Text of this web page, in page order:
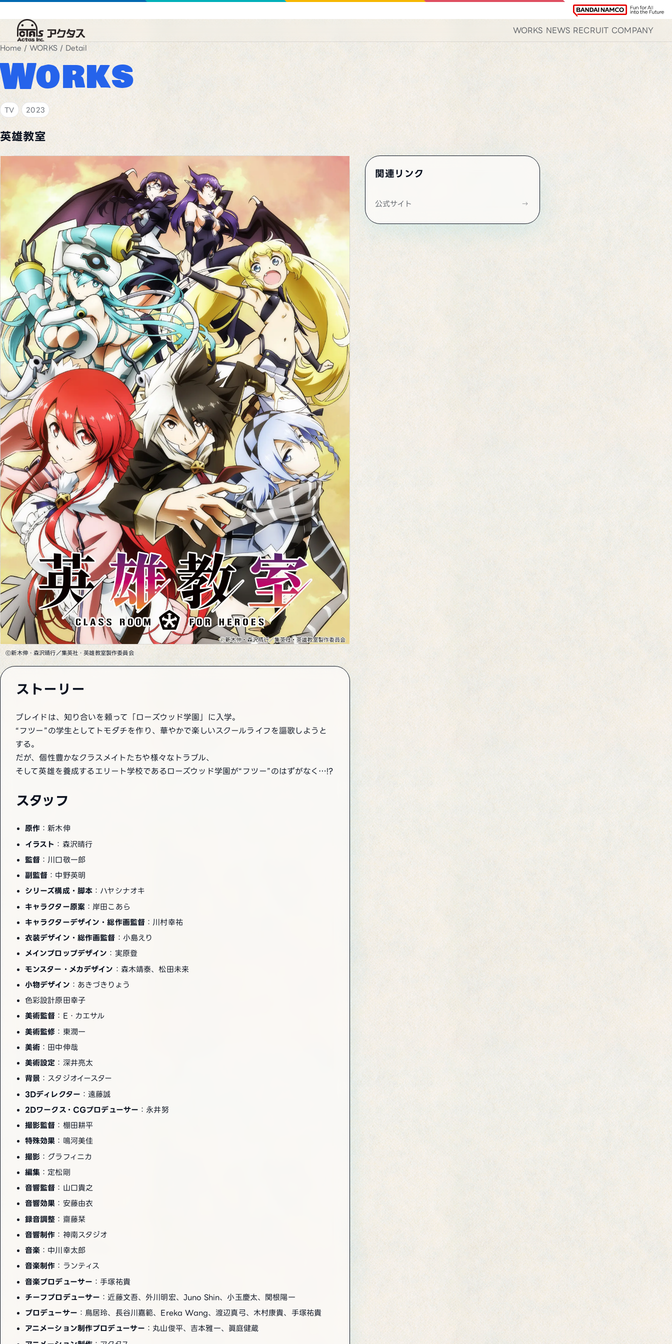
WORKS NEWS RECRUIT COMPANY
Home /WORKS/ Detail
Works
TV 2023
英雄教室
ⓒ新木伸・森沢晴行／集英社・英雄教室製作委員会
ストーリー
ブレイドは、知り合いを頼って「ローズウッド学園」に入学。
“フツー”の学生としてトモダチを作り、華やかで楽しいスクールライフを謳歌しようと
する。
だが、個性豊かなクラスメイトたちや様々なトラブル、
そして英雄を養成するエリート学校であるローズウッド学園が“フツー”のはずがなく…!?
スタッフ
原作 ：新木伸
イラスト ：森沢晴行
監督 ：川口敬一郎
副監督 ：中野英明
シリーズ構成・脚本 ：ハヤシナオキ
キャラクター原案 ：岸田こあら
キャラクターデザイン・総作画監督 ：川村幸祐
衣装デザイン・総作画監督 ：小島えり
メインプロップデザイン ：実原登
モンスター・メカデザイン ：森木靖泰、松田未来
小物デザイン ：あきづきりょう
色彩設計原田幸子
美術監督 ：E・カエサル
美術監修 ：東潤一
美術 ：田中伸哉
美術設定 ：深井亮太
背景 ：スタジオイースター
3Dディレクター ：遠藤誠
2Dワークス・CGプロデューサー ：永井努
撮影監督 ：棚田耕平
特殊効果 ：鳴河美佳
撮影 ：グラフィニカ
編集 ：定松剛
音響監督 ：山口貴之
音響効果 ：安藤由衣
録音調整 ：齋藤栞
音響制作 ：神南スタジオ
音楽 ：中川幸太郎
音楽制作 ：ランティス
音楽プロデューサー ：手塚祐貴
チーフプロデューサー ：近藤文吾、外川明宏、Juno Shin、小玉慶太、関根陽一
プロデューサー ：鳥居玲、長谷川嘉範、Ereka Wang、渡辺真弓、木村康貴、手塚祐貴
アニメーション制作プロデューサー ：丸山俊平、吉本雅一、眞庭健蔵
関連リンク
公式サイト